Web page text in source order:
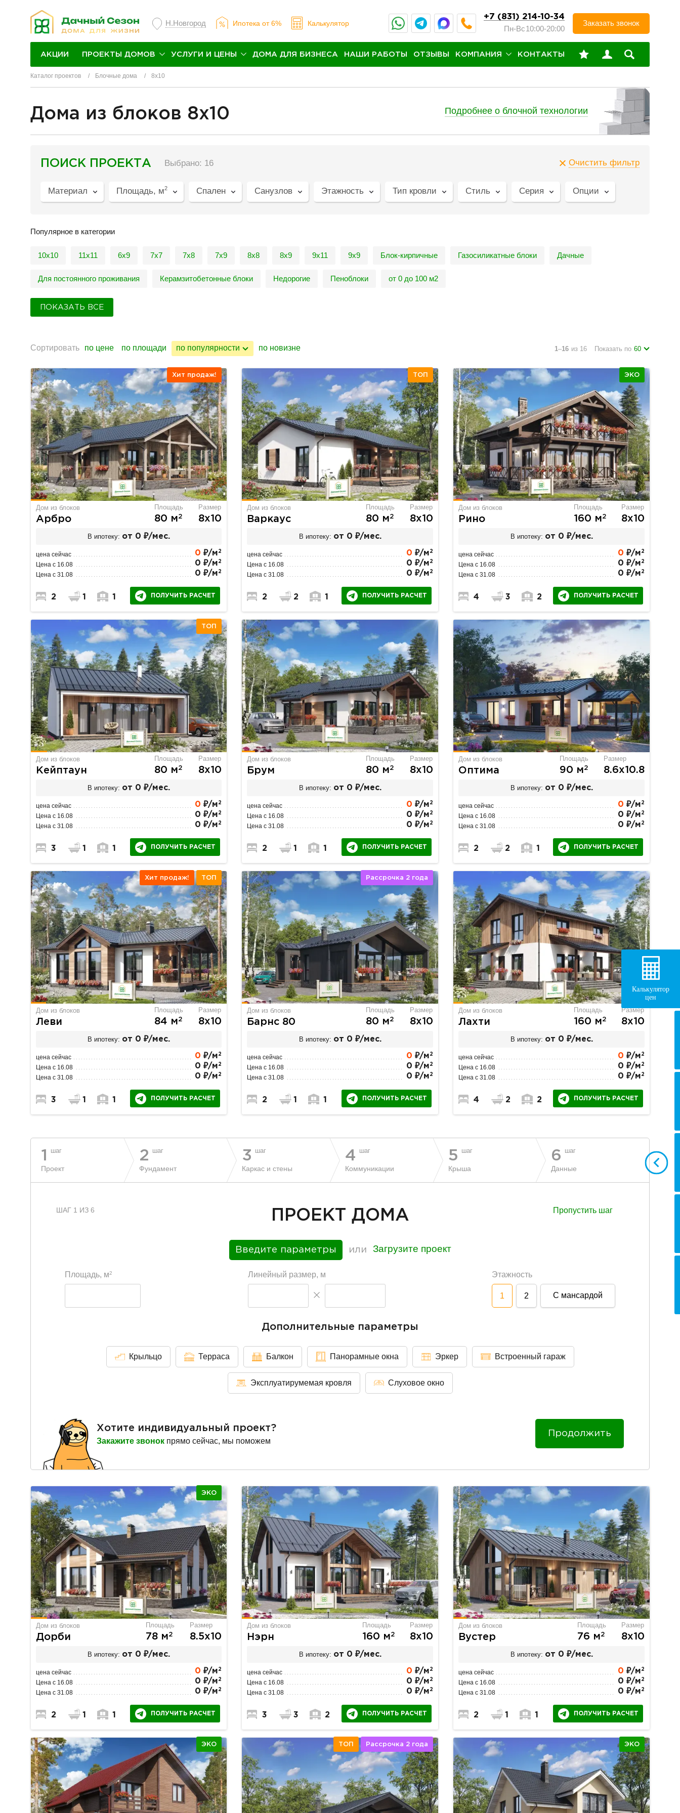
Н.Новгород Ипотека от 6% Калькулятор
+7 (831) 214-10-34
Пн-Вс10:00-20:00
Заказать звонок
АКЦИИ ПРОЕКТЫ ДОМОВ УСЛУГИ И ЦЕНЫ ДОМА ДЛЯ БИЗНЕСА НАШИ РАБОТЫ ОТЗЫВЫ КОМПАНИЯ КОНТАКТЫ
Каталог проектов Блочные дома 8х10
Дома из блоков 8х10 Подробнее о блочной технологии
ПОИСК ПРОЕКТА Выбрано: 16 Очистить фильтр
Материал Площадь, м2 Спален Санузлов Этажность Тип кровли Стиль Серия Опции
Популярное в категории
10х10 11х11 6х9 7х7 7х8 7х9 8х8 8х9 9х11 9х9 Блок-кирпичные Газосиликатные блоки Дачные
Для постоянного проживания Керамзитобетонные блоки Недорогие Пеноблоки от 0 до 100 м2
ПОКАЗАТЬ ВСЕ
Сортировать по цене по площади по популярности по новизне 1–16 из 16 Показать по 60
Хит продаж!
Дом из блоков
Арбро
Площадь
80 м2
Размер
8х10
В ипотеку: от 0 ₽/мес.
цена сейчас 0 ₽/м 2
Цена с 16.08 0 ₽/м 2
Цена с 31.08 0 ₽/м 2
2 1 1 ПОЛУЧИТЬ РАСЧЕТ
ТОП
Дом из блоков
Варкаус
Площадь
80 м2
Размер
8х10
В ипотеку: от 0 ₽/мес.
цена сейчас 0 ₽/м 2
Цена с 16.08 0 ₽/м 2
Цена с 31.08 0 ₽/м 2
2 2 1 ПОЛУЧИТЬ РАСЧЕТ
ЭКО
Дом из блоков
Рино
Площадь
160 м2
Размер
8х10
В ипотеку: от 0 ₽/мес.
цена сейчас 0 ₽/м 2
Цена с 16.08 0 ₽/м 2
Цена с 31.08 0 ₽/м 2
4 3 2 ПОЛУЧИТЬ РАСЧЕТ
ТОП
Дом из блоков
Кейптаун
Площадь
80 м2
Размер
8х10
В ипотеку: от 0 ₽/мес.
цена сейчас 0 ₽/м 2
Цена с 16.08 0 ₽/м 2
Цена с 31.08 0 ₽/м 2
3 1 1 ПОЛУЧИТЬ РАСЧЕТ
Дом из блоков
Брум
Площадь
80 м2
Размер
8х10
В ипотеку: от 0 ₽/мес.
цена сейчас 0 ₽/м 2
Цена с 16.08 0 ₽/м 2
Цена с 31.08 0 ₽/м 2
2 1 1 ПОЛУЧИТЬ РАСЧЕТ
Дом из блоков
Оптима
Площадь
90 м2
Размер
8.6х10.8
В ипотеку: от 0 ₽/мес.
цена сейчас 0 ₽/м 2
Цена с 16.08 0 ₽/м 2
Цена с 31.08 0 ₽/м 2
2 2 1 ПОЛУЧИТЬ РАСЧЕТ
Хит продаж! ТОП
Дом из блоков
Леви
Площадь
84 м2
Размер
8х10
В ипотеку: от 0 ₽/мес.
цена сейчас 0 ₽/м 2
Цена с 16.08 0 ₽/м 2
Цена с 31.08 0 ₽/м 2
3 1 1 ПОЛУЧИТЬ РАСЧЕТ
Рассрочка 2 года
Дом из блоков
Барнс 80
Площадь
80 м2
Размер
8х10
В ипотеку: от 0 ₽/мес.
цена сейчас 0 ₽/м 2
Цена с 16.08 0 ₽/м 2
Цена с 31.08 0 ₽/м 2
2 1 1 ПОЛУЧИТЬ РАСЧЕТ
Дом из блоков
Лахти
Площадь
160 м2
Размер
8х10
В ипотеку: от 0 ₽/мес.
цена сейчас 0 ₽/м 2
Цена с 16.08 0 ₽/м 2
Цена с 31.08 0 ₽/м 2
4 2 2 ПОЛУЧИТЬ РАСЧЕТ
1 шаг
Проект
2 шаг
Фундамент
3 шаг
Каркас и стены
4 шаг
Коммуникации
5 шаг
Крыша
6 шаг
Данные
ШАГ 1 ИЗ 6 ПРОЕКТ ДОМА Пропустить шаг
Введите параметры или Загрузите проект
Площадь, м2 Линейный размер, м Этажность
1 2 С мансардой
Дополнительные параметры
Крыльцо Терраса Балкон Панорамные окна Эркер Встроенный гараж
Эксплуатирумемая кровля Слуховое окно
Хотите индивидуальный проект?
Закажите звонок прямо сейчас, мы поможем
Продолжить
ЭКО
Дом из блоков
Дорби
Площадь
78 м2
Размер
8.5х10
В ипотеку: от 0 ₽/мес.
цена сейчас 0 ₽/м 2
Цена с 16.08 0 ₽/м 2
Цена с 31.08 0 ₽/м 2
2 1 1 ПОЛУЧИТЬ РАСЧЕТ
Дом из блоков
Нэрн
Площадь
160 м2
Размер
8х10
В ипотеку: от 0 ₽/мес.
цена сейчас 0 ₽/м 2
Цена с 16.08 0 ₽/м 2
Цена с 31.08 0 ₽/м 2
3 3 2 ПОЛУЧИТЬ РАСЧЕТ
Дом из блоков
Вустер
Площадь
76 м2
Размер
8х10
В ипотеку: от 0 ₽/мес.
цена сейчас 0 ₽/м 2
Цена с 16.08 0 ₽/м 2
Цена с 31.08 0 ₽/м 2
2 1 1 ПОЛУЧИТЬ РАСЧЕТ
ЭКО ТОП Рассрочка 2 года ЭКО
Калькулятор
цен